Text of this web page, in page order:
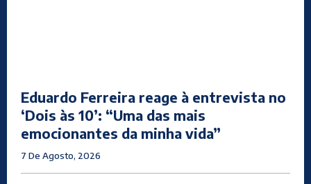
Eduardo Ferreira reage à entrevista no
‘Dois às 10’: “Uma das mais
emocionantes da minha vida”
7 De Agosto, 2026